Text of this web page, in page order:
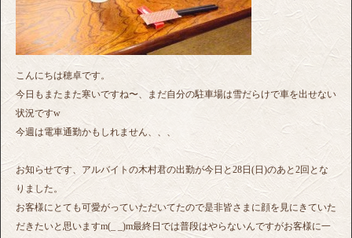
こんにちは穂卓です。
今日もまたまた寒いですね〜、まだ自分の駐車場は雪だらけで車を出せない
状況ですw
今週は電車通勤かもしれません、、、
お知らせです、アルバイトの木村君の出勤が今日と28日(日)のあと2回とな
りました。
お客様にとても可愛がっていただいてたので是非皆さまに顔を見にきていた
だきたいと思いますm(_ _)m最終日では普段はやらないんですがお客様に一